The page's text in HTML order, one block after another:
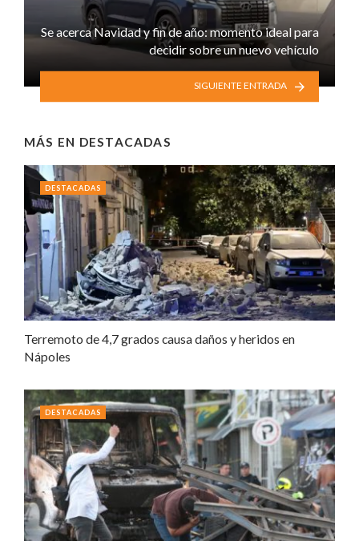
Se acerca Navidad y fin de año: momento ideal para
decidir sobre un nuevo vehículo
SIGUIENTE ENTRADA
MÁS EN DESTACADAS
Terremoto de 4,7 grados causa daños y heridos en
Nápoles
DESTACADAS
DESTACADAS